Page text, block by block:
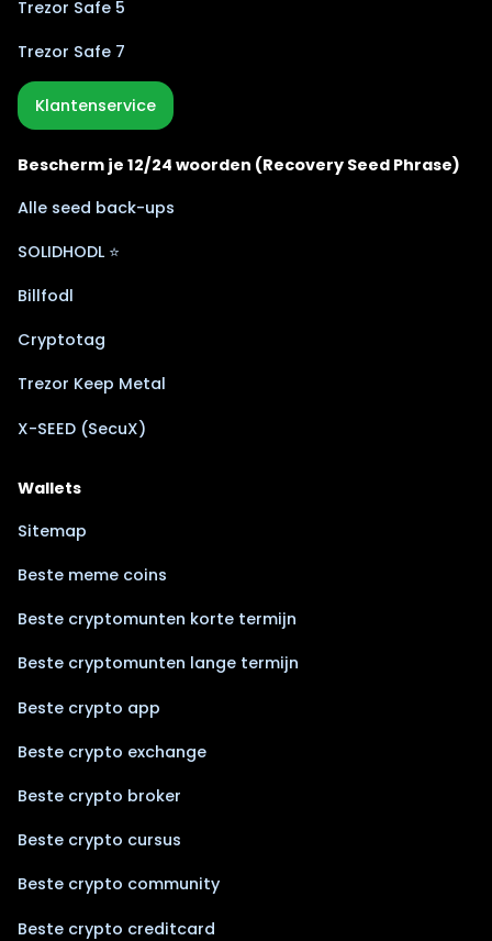
Trezor Safe 5
Trezor Safe 7
Klantenservice
Bescherm je 12/24 woorden (Recovery Seed Phrase)
Alle seed back-ups
SOLIDHODL ⭐
Billfodl
Cryptotag
Trezor Keep Metal
X-SEED (SecuX)
Wallets
Sitemap
Beste meme coins
Beste cryptomunten korte termijn
Beste cryptomunten lange termijn
Beste crypto app
Beste crypto exchange
Beste crypto broker
Beste crypto cursus
Beste crypto community
Beste crypto creditcard